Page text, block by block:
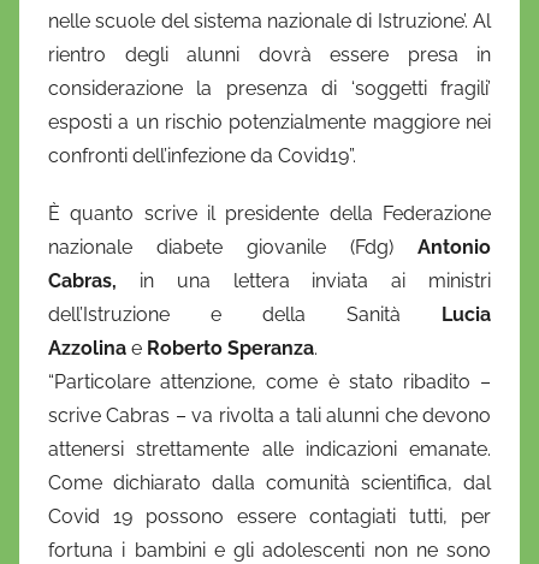
'
O
r
i
nelle scuole del sistema nazionale di Istruzione’. Al
rientro degli alunni dovrà essere presa in
considerazione la presenza di ‘soggetti fragili’
esposti a un rischio potenzialmente maggiore nei
confronti dell’infezione da Covid19”.
È quanto scrive il presidente della Federazione
nazionale diabete giovanile (Fdg) Antonio
Cabras, in una lettera inviata ai ministri
dell’Istruzione e della Sanità Lucia
Azzolina e Roberto Speranza.
“Particolare attenzione, come è stato ribadito –
scrive Cabras – va rivolta a tali alunni che devono
attenersi strettamente alle indicazioni emanate.
Come dichiarato dalla comunità scientifica, dal
Covid 19 possono essere contagiati tutti, per
fortuna i bambini e gli adolescenti non ne sono